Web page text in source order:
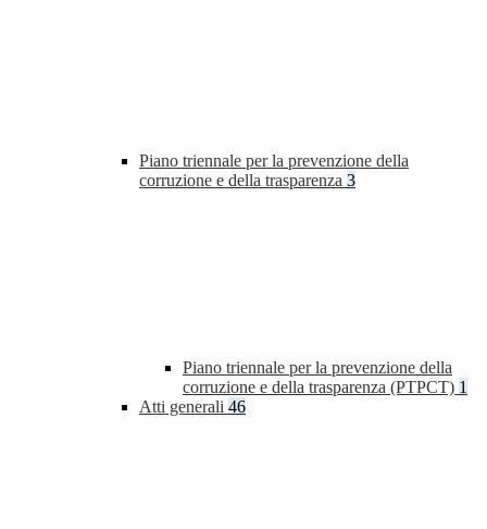
Piano triennale per la prevenzione della
corruzione e della trasparenza 3
Piano triennale per la prevenzione della
corruzione e della trasparenza (PTPCT) 1
Atti generali 46